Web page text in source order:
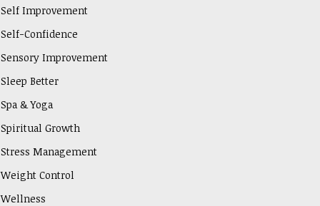
Self Improvement
Self-Confidence
Sensory Improvement
Sleep Better
Spa & Yoga
Spiritual Growth
Stress Management
Weight Control
Wellness